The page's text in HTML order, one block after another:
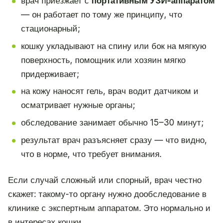
— он работает по тому же принципу, что
стационарный;
кошку укладывают на спину или бок на мягкую
поверхность, помощник или хозяин мягко
придерживает;
на кожу наносят гель, врач водит датчиком и
осматривает нужные органы;
обследование занимает обычно 15–30 минут;
результат врач разъясняет сразу — что видно,
что в норме, что требует внимания.
Если случай сложный или спорный, врач честно
скажет: такому-то органу нужно дообследование в
клинике с экспертным аппаратом. Это нормально и